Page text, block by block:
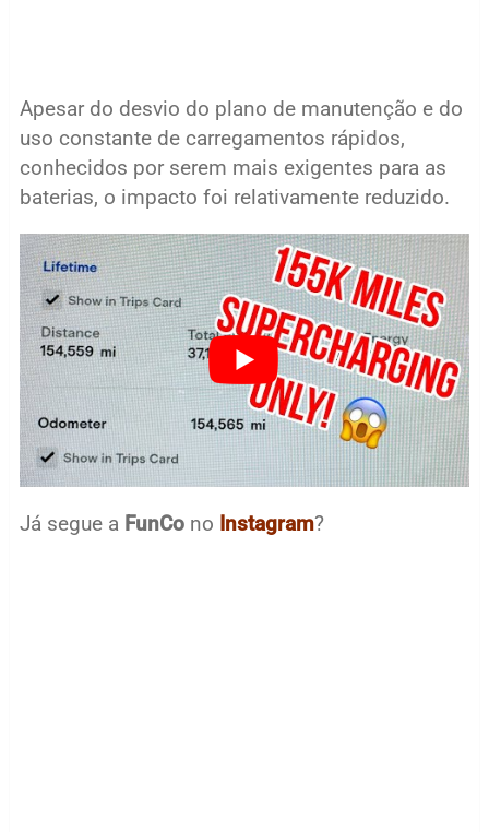
Apesar do desvio do plano de manutenção e do
uso constante de carregamentos rápidos,
conhecidos por serem mais exigentes para as
baterias, o impacto foi relativamente reduzido.
Já segue a FunCono Instagram?